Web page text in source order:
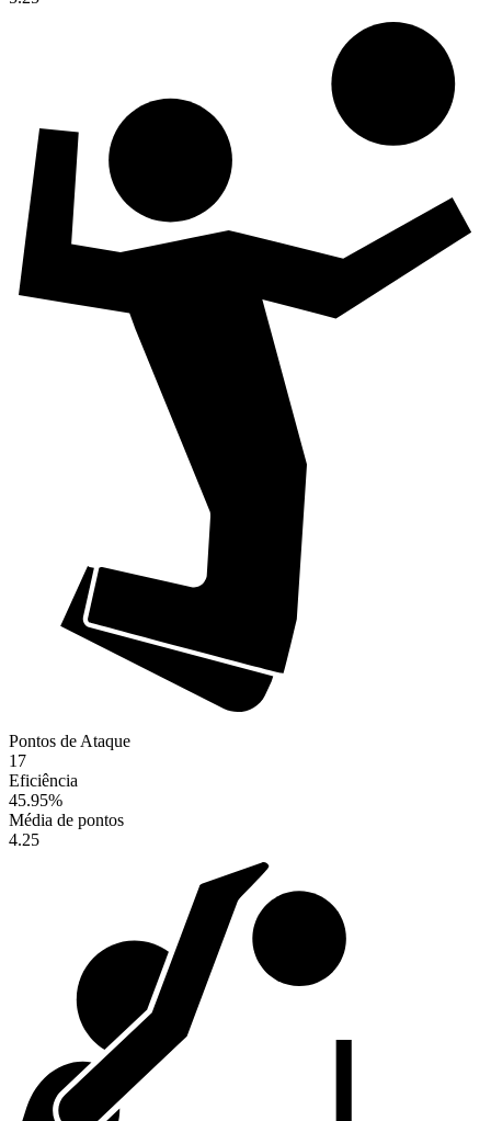
Pontos de Ataque
17
Eficiência
45.95%
Média de pontos
4.25